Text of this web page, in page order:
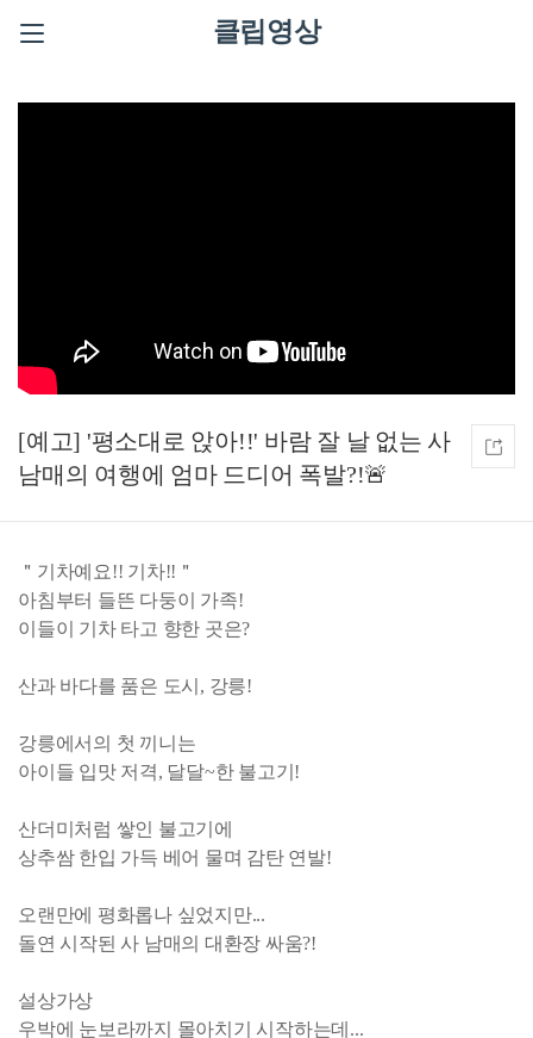
클립영상
[예고] '평소대로 앉아!!' 바람 잘 날 없는 사
남매의 여행에 엄마 드디어 폭발?!🚨
＂기차예요!! 기차!!＂
아침부터 들뜬 다둥이 가족!
이들이 기차 타고 향한 곳은?
산과 바다를 품은 도시, 강릉!
강릉에서의 첫 끼니는
아이들 입맛 저격, 달달~한 불고기!
산더미처럼 쌓인 불고기에
상추쌈 한입 가득 베어 물며 감탄 연발!
오랜만에 평화롭나 싶었지만...
돌연 시작된 사 남매의 대환장 싸움?!
설상가상
우박에 눈보라까지 몰아치기 시작하는데...